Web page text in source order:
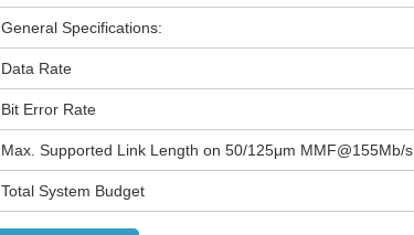
General Specifications:
Data Rate
Bit Error Rate
Max. Supported Link Length on 50/125μm MMF@155Mb/s
Total System Budget